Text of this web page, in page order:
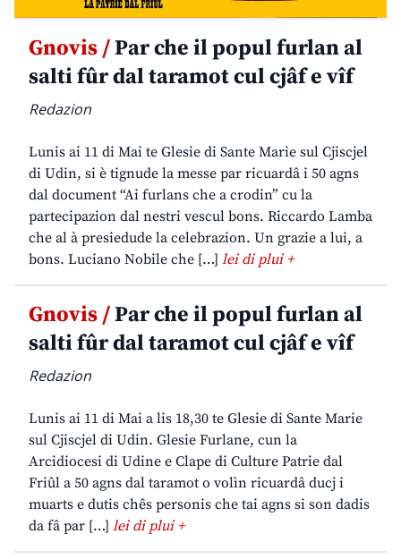
Gnovis /Par che il popul furlan al
salti fûr dal taramot cul cjâf e vîf
Redazion
Lunis ai 11 di Mai te Glesie di Sante Marie sul Cjiscjel
di Udin, si è tignude la messe par ricuardâ i 50 agns
dal document “Ai furlans che a crodin” cu la
partecipazion dal nestri vescul bons. Riccardo Lamba
che al à presiedude la celebrazion. Un grazie a lui, a
bons. Luciano Nobile che […] lei di plui +
Gnovis /Par che il popul furlan al
salti fûr dal taramot cul cjâf e vîf
Redazion
Lunis ai 11 di Mai a lis 18,30 te Glesie di Sante Marie
sul Cjiscjel di Udin. Glesie Furlane, cun la
Arcidiocesi di Udine e Clape di Culture Patrie dal
Friûl a 50 agns dal taramot o volìn ricuardâ ducj i
muarts e dutis chês personis che tai agns si son dadis
da fâ par […] lei di plui +